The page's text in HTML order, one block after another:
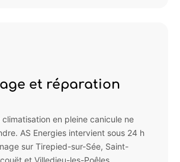
et réparation
en pleine canicule ne
AS Energies intervient sous 24 h
sur Tirepied-sur-Sée, Saint-
et Villedieu-les-Poêles.